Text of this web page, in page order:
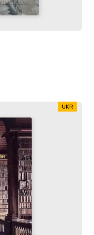
UKR